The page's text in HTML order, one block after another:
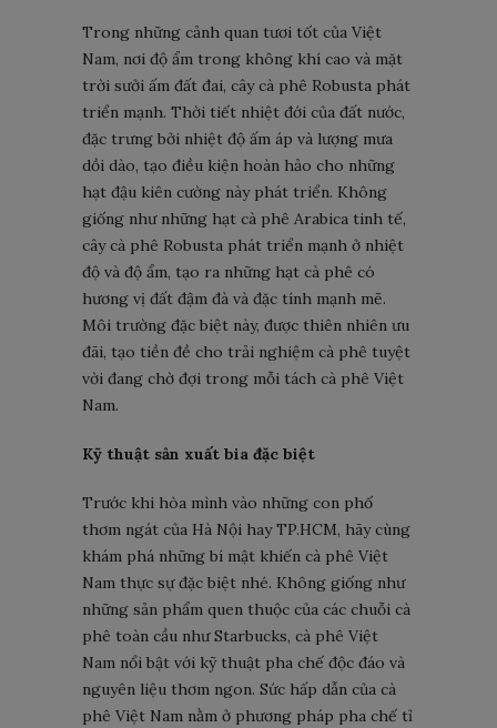
Trong những cảnh quan tươi tốt của Việt
Nam, nơi độ ẩm trong không khí cao và mặt
trời sưởi ấm đất đai, cây cà phê Robusta phát
triển mạnh. Thời tiết nhiệt đới của đất nước,
đặc trưng bởi nhiệt độ ấm áp và lượng mưa
dồi dào, tạo điều kiện hoàn hảo cho những
hạt đậu kiên cường này phát triển. Không
giống như những hạt cà phê Arabica tinh tế,
cây cà phê Robusta phát triển mạnh ở nhiệt
độ và độ ẩm, tạo ra những hạt cà phê có
hương vị đất đậm đà và đặc tính mạnh mẽ.
Môi trường đặc biệt này, được thiên nhiên ưu
đãi, tạo tiền đề cho trải nghiệm cà phê tuyệt
vời đang chờ đợi trong mỗi tách cà phê Việt
Nam.
Kỹ thuật sản xuất bia đặc biệt
Trước khi hòa mình vào những con phố
thơm ngát của Hà Nội hay TP.HCM, hãy cùng
khám phá những bí mật khiến cà phê Việt
Nam thực sự đặc biệt nhé. Không giống như
những sản phẩm quen thuộc của các chuỗi cà
phê toàn cầu như Starbucks, cà phê Việt
Nam nổi bật với kỹ thuật pha chế độc đáo và
nguyên liệu thơm ngon. Sức hấp dẫn của cà
phê Việt Nam nằm ở phương pháp pha chế tỉ